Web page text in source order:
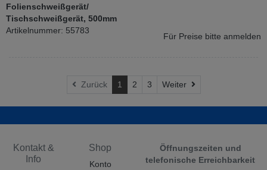
Folienschweißgerät/
Tischschweißgerät, 500mm
Artikelnummer: 55783
Für Preise bitte anmelden
Zurück 1 2 3 Weiter Weiter
Kontakt &
Info
Shop
Konto
Öffnungszeiten und
telefonische Erreichbarkeit